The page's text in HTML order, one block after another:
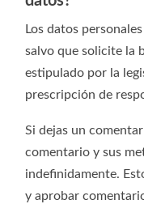
Los datos
salvo que solicite la
estipulado por la
prescripción de
Si dejas un
comentario y sus
indefinidamente.
y aprobar